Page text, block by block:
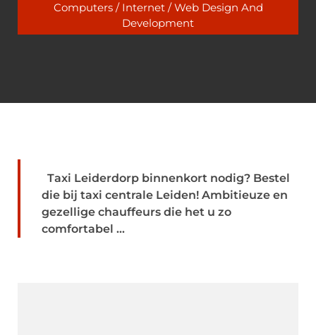
Computers / Internet / Web Design And
Development
Taxi Leiderdorp binnenkort nodig? Bestel
die bij taxi centrale Leiden! Ambitieuze en
gezellige chauffeurs die het u zo
comfortabel ...